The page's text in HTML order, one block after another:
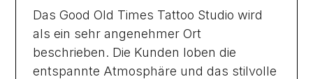
Das Good Old Times Tattoo Studio wird
als ein sehr angenehmer Ort
beschrieben. Die Kunden loben die
entspannte Atmosphäre und das stilvolle